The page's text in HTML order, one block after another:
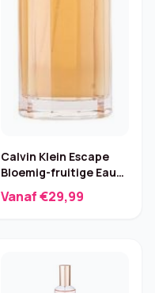
Calvin Klein Escape
Bloemig-fruitige Eau
Vanaf €29,99